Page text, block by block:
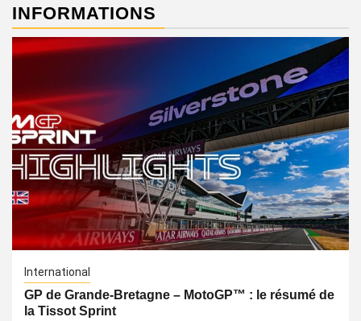
INFORMATIONS
International
GP de Grande-Bretagne – MotoGP™ : le résumé de
la Tissot Sprint